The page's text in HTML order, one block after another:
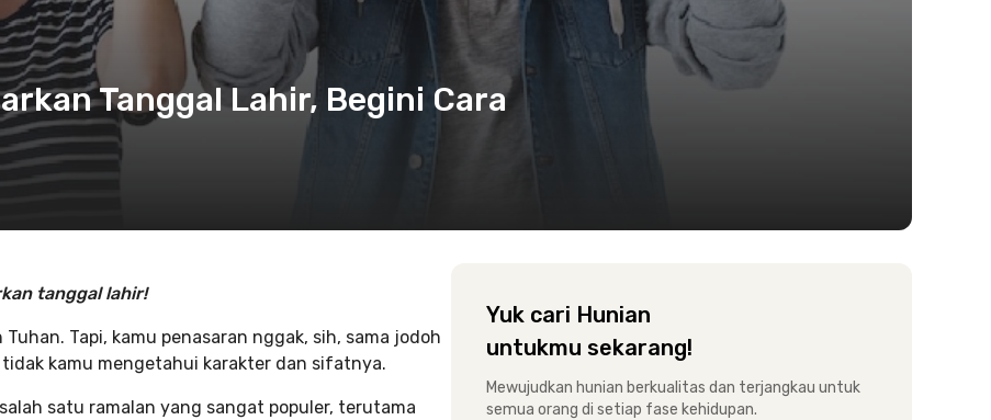
Tanggal Lahir, Begini Cara
tanggal lahir!
Tapi, kamu penasaran nggak, sih, sama jodoh
kamu mengetahui karakter dan sifatnya.
satu ramalan yang sangat populer, terutama
Yuk cari Hunian
untukmu sekarang!
Mewujudkan hunian berkualitas dan terjangkau untuk
semua orang di setiap fase kehidupan.